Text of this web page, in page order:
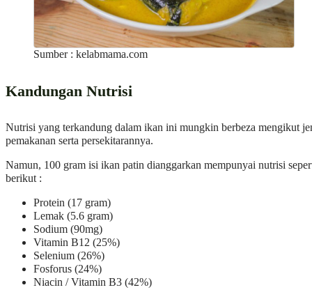
Sumber : kelabmama.com
Kandungan Nutrisi
Nutrisi yang terkandung dalam ikan ini mungkin berbeza mengikut
pemakanan serta persekitarannya.
Namun, 100 gram isi ikan patin dianggarkan mempunyai nutrisi
berikut :
Protein (17 gram)
Lemak (5.6 gram)
Sodium (90mg)
Vitamin B12 (25%)
Selenium (26%)
Fosforus (24%)
Niacin / Vitamin B3 (42%)